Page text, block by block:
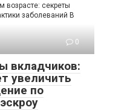
возрасте: секреты
заболеваний В
0
вкладчиков:
увеличить
по